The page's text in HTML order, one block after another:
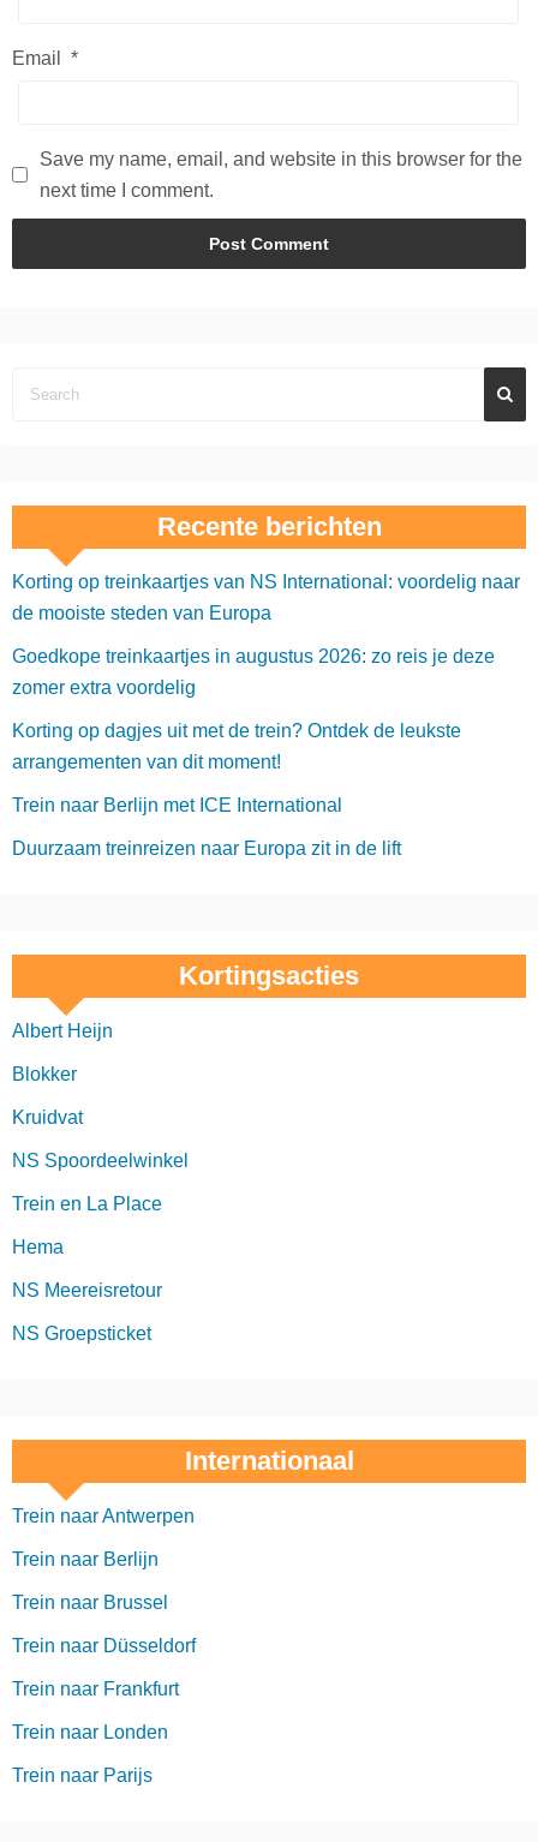
Email *
Save my name, email, and website in this browser for the
next time I comment.
Recente berichten
Korting op treinkaartjes van NS International: voordelig naar
de mooiste steden van Europa
Goedkope treinkaartjes in augustus 2026: zo reis je deze
zomer extra voordelig
Korting op dagjes uit met de trein? Ontdek de leukste
arrangementen van dit moment!
Trein naar Berlijn met ICE International
Duurzaam treinreizen naar Europa zit in de lift
Kortingsacties
Albert Heijn
Blokker
Kruidvat
NS Spoordeelwinkel
Trein en La Place
Hema
NS Meereisretour
NS Groepsticket
Internationaal
Trein naar Antwerpen
Trein naar Berlijn
Trein naar Brussel
Trein naar Düsseldorf
Trein naar Frankfurt
Trein naar Londen
Trein naar Parijs